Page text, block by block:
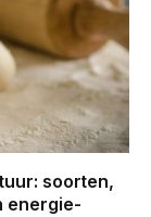
soorten,
energie-